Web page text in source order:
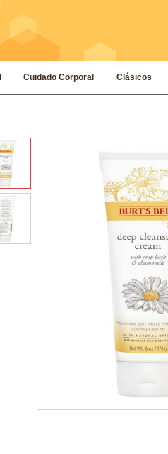
Cuidado Corporal Clásicos